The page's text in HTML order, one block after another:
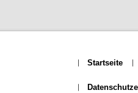
Startseite